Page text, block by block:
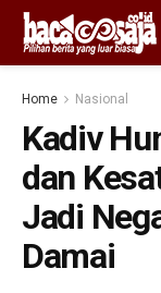
Home Nasional
Kadiv
dan
Jadi
Damai